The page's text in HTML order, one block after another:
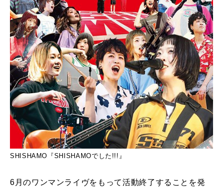
SHISHAMO『SHISHAMOでした!!!』
6月のワンマンライヴをもって活動終了することを発